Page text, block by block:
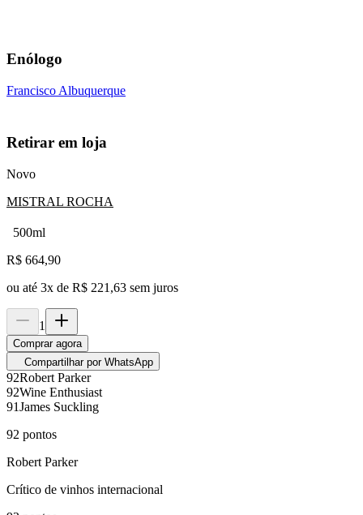
Enólogo
Francisco Albuquerque
Retirar em loja
Novo
MISTRAL ROCHA
500ml
R$ 664,90
ou até 3x de R$ 221,63 sem juros
1
Comprar agora
Compartilhar por WhatsApp
92Robert Parker
92Wine Enthusiast
91James Suckling
92 pontos
Robert Parker
Crítico de vinhos internacional